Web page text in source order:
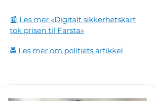
📰 Les mer «Digitalt sikkerhetskart
tok prisen til Farsta»
🚔 Les mer om politiets artikkel